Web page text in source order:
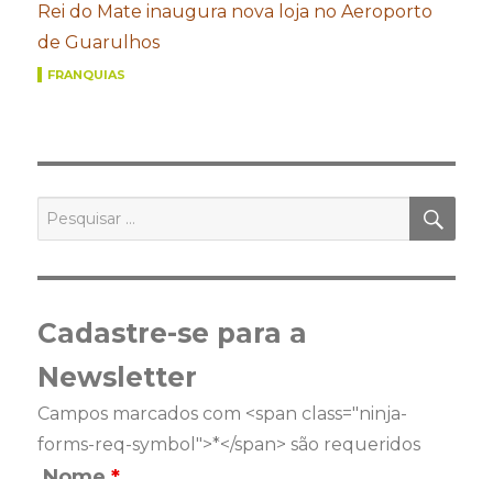
Rei do Mate inaugura nova loja no Aeroporto
de Guarulhos
FRANQUIAS
por:
Cadastre-se para a
Newsletter
Campos marcados com <span class="ninja-
forms-req-symbol">*</span> são requeridos